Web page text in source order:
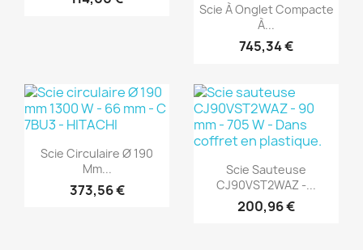
Aperçu rapide
Scie À Onglet Compacte
À...
745,34 €
Aperçu rapide
Scie Circulaire Ø 190
Mm...
373,56 €
Aperçu rapide
Scie Sauteuse
CJ90VST2WAZ -...
200,96 €
(1)